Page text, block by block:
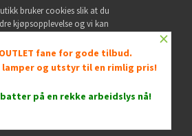
bruker cookies slik at du
kjøpsopplevelse og vi kan
hovedsaklig til å lagre
og huske hva du
i handlekurven din. Fortsett å
dette.Les mer
×
fane for gode tilbud.
lamper og utstyr til en rimlig pris!
på en rekke arbeidslys nå!